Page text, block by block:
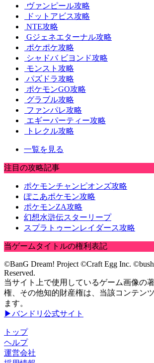
ヴァンピール攻略
ドットアビス攻略
NTE攻略
Gジェネエターナル攻略
ポケポケ攻略
シャドバ ビヨンド攻略
モンスト攻略
パズドラ攻略
ポケモンGO攻略
グラブル攻略
ファンパレ攻略
エギーパーティー攻略
トレクル攻略
一覧を見る
注目の攻略記事
ポケモンチャンピオンズ攻略
ぽこあポケモン攻略
ポケモンZA攻略
幻想水滸伝スターリープ
スプラトゥーンレイダース攻略
当ゲームタイトルの権利表記
©BanG Dream! Project ©Craft Egg Inc.
Reserved.
当サイト上で使用しているゲーム画像の
権、その他知的財産権は、当該コンテン
ます。
▶バンドリ公式サイト
トップ
ヘルプ
運営会社